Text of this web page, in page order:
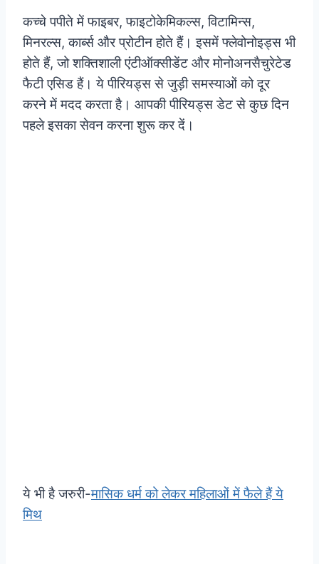
कच्चे पपीते में फाइबर, फाइटोकेमिकल्स, विटामिन्‍स,
मिनरल्‍स, कार्ब्स और प्रोटीन होते हैं। इसमें फ्लेवोनोइड्स भी
होते हैं, जो शक्तिशाली एंटीऑक्सीडेंट और मोनोअनसैचुरेटेड
फैटी एसिड हैं। ये पीरियड्स से जुड़ी समस्‍याओं को दूर
करने में मदद करता है। आपकी पीरियड्स डेट से कुछ दिन
पहले इसका सेवन करना शुरू कर दें।
ये भी है जरुरी-मासिक धर्म को लेकर महिलाओं में फैले हैं ये
मिथ